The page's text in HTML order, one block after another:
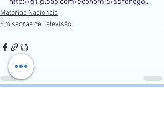
Matérias Nacionais
Emissoras de Televisão